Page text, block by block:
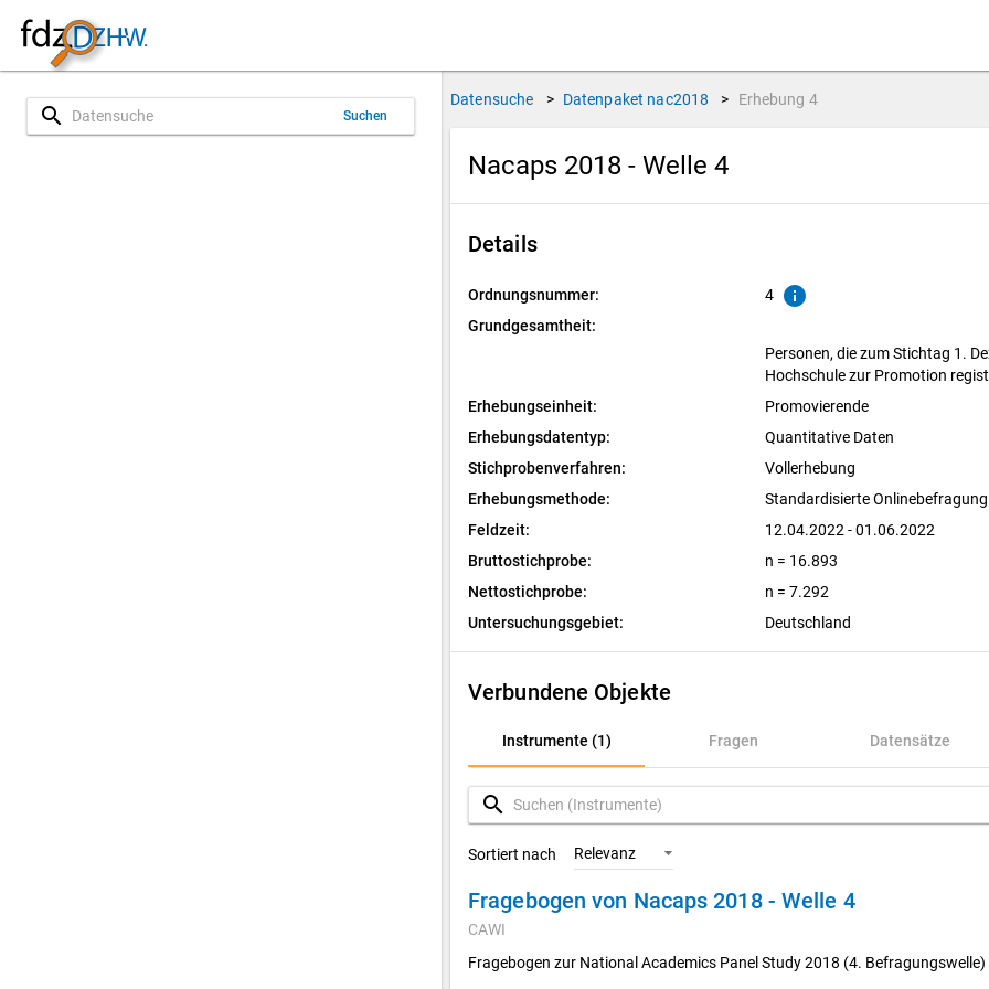
search Suchen
Datensuche > Datenpaket nac2018 > Erhebung 4
Nacaps 2018 - Welle 4
Details
Ordnungsnummer: 4 info
Grundgesamtheit:
Personen, die zum Stichtag 1.
Hochschule zur Promotion
Erhebungseinheit:
Promovierende
Erhebungsdatentyp:
Quantitative Daten
Stichprobenverfahren:
Vollerhebung
Erhebungsmethode:
Standardisierte Onlinebefragung
Feldzeit:
12.04.2022 - 01.06.2022
Bruttostichprobe:
n = 16.893
Nettostichprobe:
n = 7.292
Untersuchungsgebiet:
Deutschland
Verbundene Objekte
Instrumente (1) Fragen Datensätze
Instrumente (1)
Fragen
Datensätze
Variablen
Konzepte
search
Sortiert nach Relevanz
Fragebogen von Nacaps 2018 - Welle 4
CAWI
Fragebogen zur National Academics Panel Study 2018 (4. Befragungswelle)